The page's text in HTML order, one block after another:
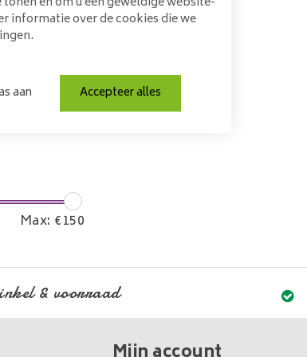
Max: €150
& voorraad
informatie over de cookies die we
aan Accepteer alles